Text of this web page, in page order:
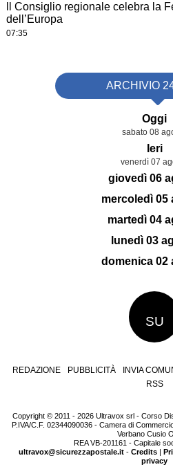
ll Consiglio regionale celebra la
dell’Europa
07:35
ARCHIVIO
Oggi
sabato 08
Ieri
venerdì 07
giovedì 06
mercoledì 05
martedì 04
lunedì 03
domenica 02
SU
REDAZIONE PUBBLICITÀ INVIA
RSS
Copyright © 2011 - 2026 Ultravox srl - Corso
P.IVA/C.F. 02344090036 - Camera di
Verbano Cusio
REA VB-201161 - Capitale
ultravox@sicurezzapostale.it- Credits|
privacy